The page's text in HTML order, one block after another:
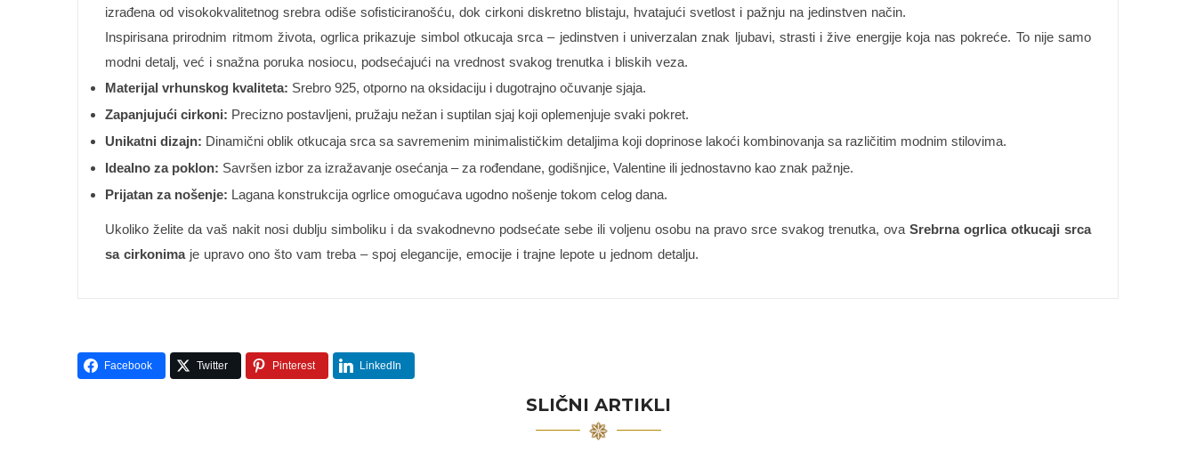
izrađena od visokokvalitetnog srebra odiše sofisticiranošću, dok cirkoni diskretno blistaju, hvatajući svetlost i pažnju na jedinstven način.
Inspirisana prirodnim ritmom života, ogrlica prikazuje simbol otkucaja srca – jedinstven i univerzalan znak ljubavi, strasti i žive energije koja nas pokreće. To nije samo
modni detalj, već i snažna poruka nosiocu, podsećajući na vrednost svakog trenutka i bliskih veza.
Materijal vrhunskog kvaliteta: Srebro 925, otporno na oksidaciju i dugotrajno očuvanje sjaja.
Zapanjujući cirkoni: Precizno postavljeni, pružaju nežan i suptilan sjaj koji oplemenjuje svaki pokret.
Unikatni dizajn: Dinamični oblik otkucaja srca sa savremenim minimalističkim detaljima koji doprinose lakoći kombinovanja sa različitim modnim stilovima.
Idealno za poklon: Savršen izbor za izražavanje osećanja – za rođendane, godišnjice, Valentine ili jednostavno kao znak pažnje.
Prijatan za nošenje: Lagana konstrukcija ogrlice omogućava ugodno nošenje tokom celog dana.
Ukoliko želite da vaš nakit nosi dublju simboliku i da svakodnevno podsećate sebe ili voljenu osobu na pravo srce svakog trenutka, ova Srebrna ogrlica otkucaji srca
sa cirkonimaje upravo ono što vam treba – spoj elegancije, emocije i trajne lepote u jednom detalju.
Facebook Twitter Pinterest LinkedIn
SLIČNI ARTIKLI